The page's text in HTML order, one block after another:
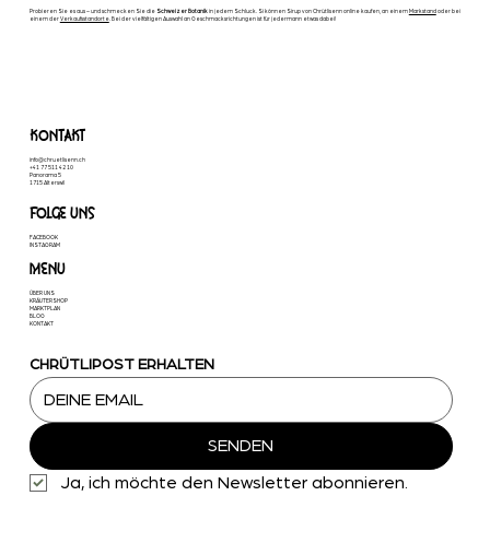
Probieren Sie es aus – und schmecken Sie die Schweizer Botanik in jedem Schluck. Si können Sirup von Chrütlisenn online kaufen, an einem Markstandoder bei
einem der Verkaufsstandorte. Bei der vielfältigen Auswahl an Geschmacksrichtungen ist für jedermann etwas dabei!
KONTAKT
info@chruetlisenn.ch
+41 77 511 42 10
Panorama 5
1715 Alterswil
FOLGE UNS
FACEBOOK
INSTAGRAM
MENU
ÜBER UNS
KRÄUTERSHOP
MARKTPLAN
BLOG
KONTAKT
CHRÜTLIPOST ERHALTEN
SENDEN
Ja, ich möchte den Newsletter abonnieren.